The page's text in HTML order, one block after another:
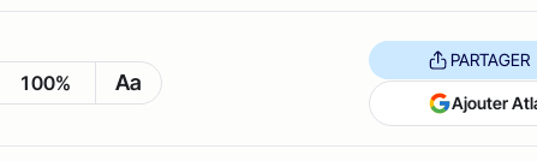
100% Aa
PARTAGER
Ajouter